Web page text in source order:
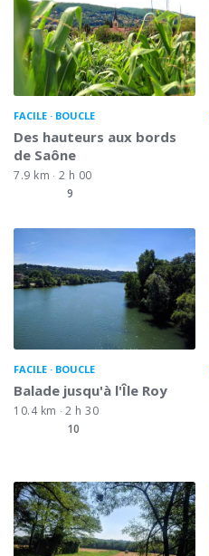
FACILE BOUCLE
Des hauteurs aux bords
de Saône
7.9 km
2 h 00
9
FACILE BOUCLE
Balade jusqu'à l'Île Roy
10.4 km
2 h 30
10